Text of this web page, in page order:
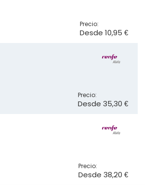
Precio:
Desde 10,95 €
Precio:
Desde 35,30 €
Precio:
Desde 38,20 €